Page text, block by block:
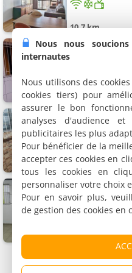
10.7 km
11.7 km
Villa
6 personnes, 1
11.7 km
Villa
8 personnes, 1
11.7 km
Nous nous
internautes
Nous utilisons des
cookies tiers) pour
assurer le bon
analyses d'audience
publicitaires les plus
Pour bénéficier de la
accepter ces cookies en
tous les cookies en
personnaliser votre choix
Pour en savoir plus,
de gestion des cookies en